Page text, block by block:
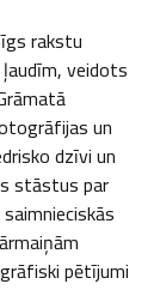
rakstu
veidots
un
dzīvi un
stāstus par
pētījumi